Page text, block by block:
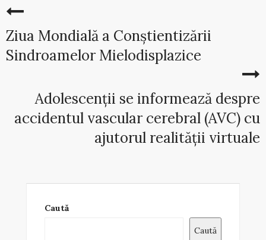
Ziua Mondială a Conștientizării
Sindroamelor Mielodisplazice
Adolescenții se informează despre
accidentul vascular cerebral (AVC) cu
ajutorul realității virtuale
Caută
Caută